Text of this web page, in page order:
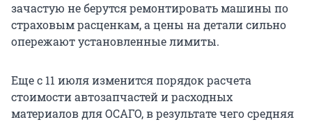
зачастую не берутся ремонтировать машины по
страховым расценкам, а цены на детали сильно
опережают установленные лимиты.
Еще с 11 июля изменится порядок расчета
стоимости автозапчастей и расходных
материалов для ОСАГО, в результате чего средняя